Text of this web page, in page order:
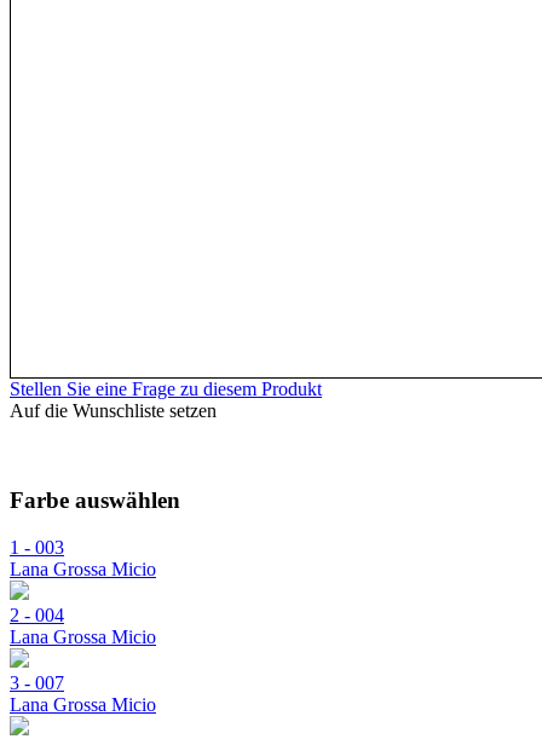
Stellen Sie eine Frage zu diesem Produkt
Auf die Wunschliste setzen
Farbe auswählen
1 - 003
Lana Grossa Micio
2 - 004
Lana Grossa Micio
3 - 007
Lana Grossa Micio